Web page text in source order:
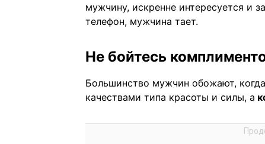
мужчину, искренне интересуется и
телефон, мужчина тает.
Не бойтесь
Большинство мужчин обожают,
качествами типа красоты и силы, а